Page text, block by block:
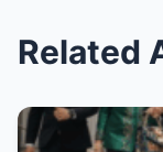
Related